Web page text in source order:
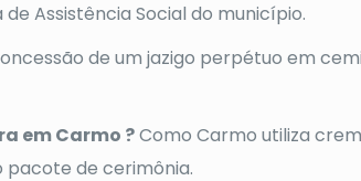
Assistência Social do município.
de um jazigo perpétuo em
em Carmo ?Como Carmo utiliza
pacote de cerimônia.